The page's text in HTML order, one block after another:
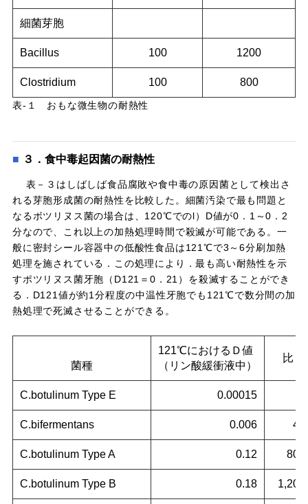
細菌芽胞
Bacillus 100 1200
Clostridium 100 800
表-１ おもな微生物の耐熱性
３．食中毒起因菌の耐熱性
表－３はしばしば食品腐敗や食中毒の原因菌として検出さ
れる芽胞形成菌の耐熱性を比較した。細菌汚染で最も問題と
なるボツリヌス菌の場合は、120℃でのl）D値が0．1～0．2
分なので、これ以上の加熱処理時間で殺滅が可能である。一
般に密封シール容器中の低酸性食品は121℃で3～6分刷加熱
処理を施されている．この処理により．最も高い耐熱性を示
すポツリヌス菌牙胞（D121＝0．21）を殺滅することができ
る．D121値が約1分程度の中温性牙胞でも121℃で数分間の加
熱処理で死滅させることができる。
菌種
121℃におけるＤ値
（リン酸緩衝液中）
比
C.botulinumType E 0.00015
C.bifermentans 0.006 40
C.botulinumType A 0.12 800
C.botulinumType B 0.18 1,200